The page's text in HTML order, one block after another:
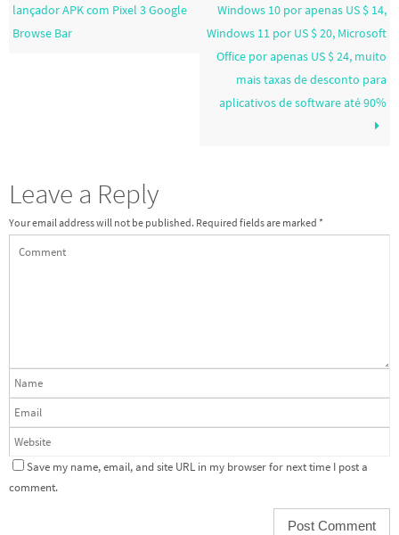
lançador APK com Pixel 3 Google
Browse Bar
Windows 10 por apenas US $ 14,
Windows 11 por US $ 20, Microsoft
Office por apenas US $ 24, muito
mais taxas de desconto para
aplicativos de software até 90%
Leave a Reply
Your email address will not be published. Required fields are marked *
Save my name, email, and site URL in my browser for next time I post a
comment.